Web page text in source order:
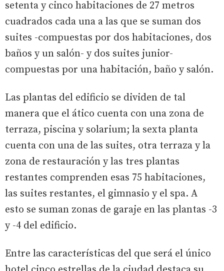
setenta y cinco habitaciones de 27 metros
cuadrados cada una a las que se suman dos
suites -compuestas por dos habitaciones, dos
baños y un salón- y dos suites junior-
compuestas por una habitación, baño y salón.
Las plantas del edificio se dividen de tal
manera que el ático cuenta con una zona de
terraza, piscina y solarium; la sexta planta
cuenta con una de las suites, otra terraza y la
zona de restauración y las tres plantas
restantes comprenden esas 75 habitaciones,
las suites restantes, el gimnasio y el spa. A
esto se suman zonas de garaje en las plantas -3
y -4 del edificio.
Entre las características del que será el único